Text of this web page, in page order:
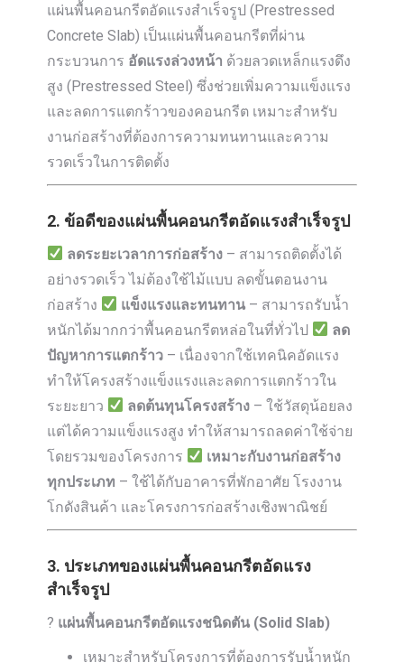
แผ่นพื้นคอนกรีตอัดแรงสำเร็จรูป (Prestressed
Concrete Slab) เป็นแผ่นพื้นคอนกรีตที่ผ่าน
กระบวนการ อัดแรงล่วงหน้า ด้วยลวดเหล็กแรงดึง
สูง (Prestressed Steel) ซึ่งช่วยเพิ่มความแข็งแรง
และลดการแตกร้าวของคอนกรีต เหมาะสำหรับ
งานก่อสร้างที่ต้องการความทนทานและความ
รวดเร็วในการติดตั้ง
2. ข้อดีของแผ่นพื้นคอนกรีตอัดแรงสำเร็จรูป
ลดระยะเวลาการก่อสร้าง – สามารถติดตั้งได้
อย่างรวดเร็ว ไม่ต้องใช้ไม้แบบ ลดขั้นตอนงาน
ก่อสร้าง
แข็งแรงและทนทาน – สามารถรับน้ำ
หนักได้มากกว่าพื้นคอนกรีตหล่อในที่ทั่วไป
ลด
ปัญหาการแตกร้าว – เนื่องจากใช้เทคนิคอัดแรง
ทำให้โครงสร้างแข็งแรงและลดการแตกร้าวใน
ระยะยาว
ลดต้นทุนโครงสร้าง – ใช้วัสดุน้อยลง
แต่ได้ความแข็งแรงสูง ทำให้สามารถลดค่าใช้จ่าย
โดยรวมของโครงการ
เหมาะกับงานก่อสร้าง
ทุกประเภท – ใช้ได้กับอาคารที่พักอาศัย โรงงาน
โกดังสินค้า และโครงการก่อสร้างเชิงพาณิชย์
3. ประเภทของแผ่นพื้นคอนกรีตอัดแรง
สำเร็จรูป
? แผ่นพื้นคอนกรีตอัดแรงชนิดตัน (Solid Slab)
เหมาะสำหรับโครงการที่ต้องการรับน้ำหนัก